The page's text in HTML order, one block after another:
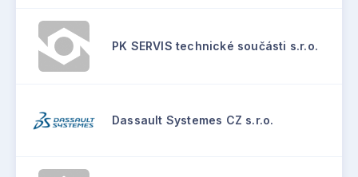
PK SERVIS technické součásti s.r.o.
Dassault Systemes CZ s.r.o.